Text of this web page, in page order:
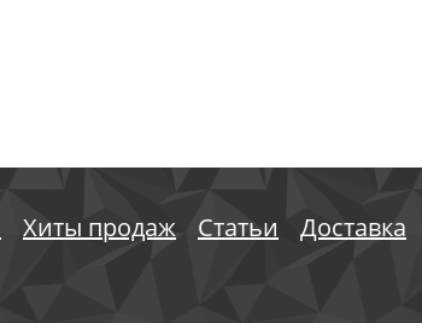
Хиты продаж Статьи
Доставка